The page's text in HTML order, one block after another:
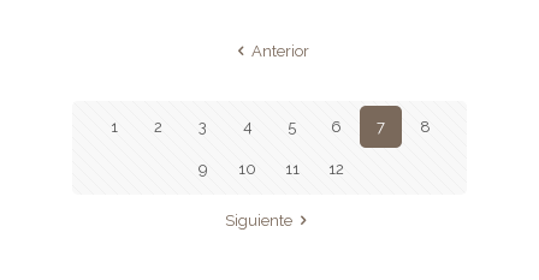
Anterior
1 2 3 4 5 6 7 8
9 10 11 12
Siguiente